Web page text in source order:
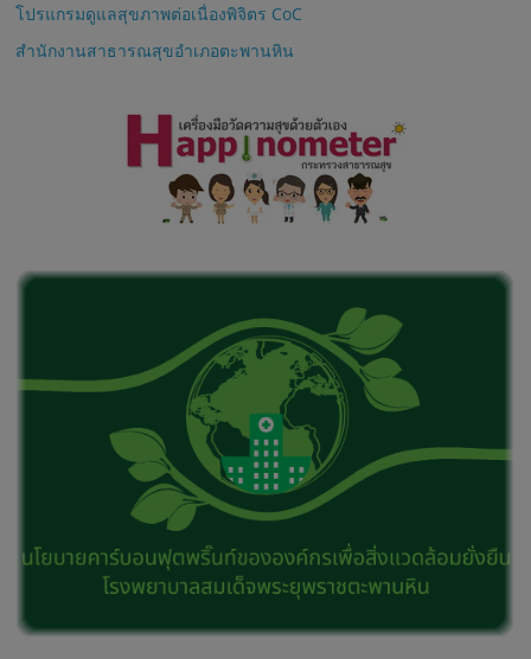
โปรแกรมดูแลสุขภาพต่อเนื่องพิจิตร CoC
สำนักงานสาธารณสุขอำเภอตะพานหิน